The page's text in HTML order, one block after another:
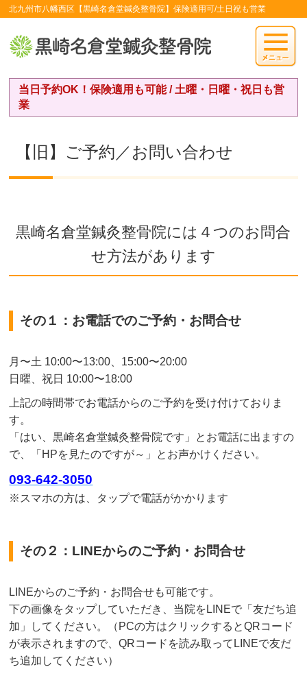
北九州市八幡西区【黒崎名倉堂鍼灸整骨院】保険適用可/土日祝も営業
当日予約OK！保険適用も可能 / 土曜・日曜・祝日も営
業
【旧】ご予約／お問い合わせ
黒崎名倉堂鍼灸整骨院には４つのお問合
せ方法があります
その１：お電話でのご予約・お問合せ
月〜土 10:00〜13:00、15:00〜20:00
日曜、祝日 10:00〜18:00
上記の時間帯でお電話からのご予約を受け付けておりま
す。
「はい、黒崎名倉堂鍼灸整骨院です」とお電話に出ますの
で、「HPを見たのですが～」とお声かけください。
093-642-3050
※スマホの方は、タップで電話がかかります
その２：LINEからのご予約・お問合せ
LINEからのご予約・お問合せも可能です。
下の画像をタップしていただき、当院をLINEで「友だち追
加」してください。（PCの方はクリックするとQRコード
が表示されますので、QRコードを読み取ってLINEで友だ
ち追加してください）